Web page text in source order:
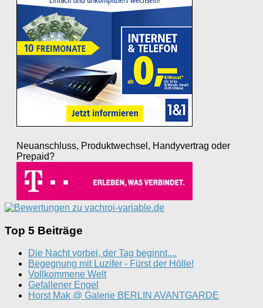
Neuanschluss, Produktwechsel, Handyvertrag oder
Prepaid?
Top 5 Beiträge
Die Nacht vorbei, der Tag beginnt....
Begegnung mit Luzifer - Fürst der Hölle!
Vollkommene Welt
Gefallener Engel
Horst Mak @ Galerie BERLIN AVANTGARDE